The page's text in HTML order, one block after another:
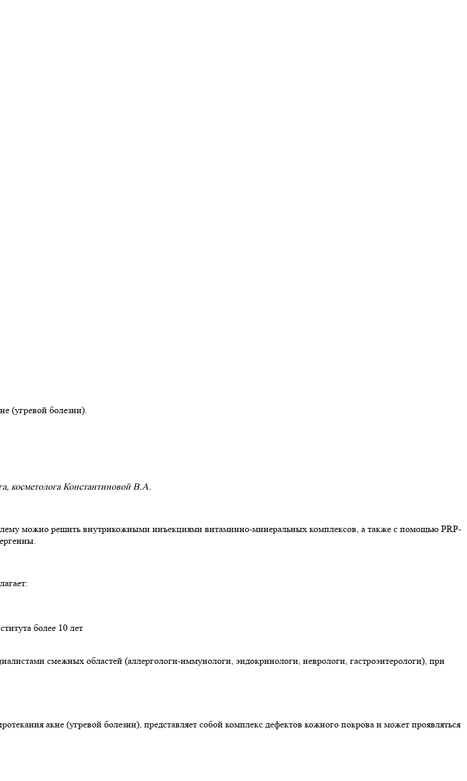
(угревой болезни).
косметолога Константиновой В.А.
можно решить внутрикожными инъекциями витаминно-минеральных комплексов, а также с помощью PRP-
более 10 лет
смежных областей (аллергологи-иммунологи, эндокринологи, неврологи, гастроэнтерологи), при
акне (угревой болезни), представляет собой комплекс дефектов кожного покрова и может проявляться